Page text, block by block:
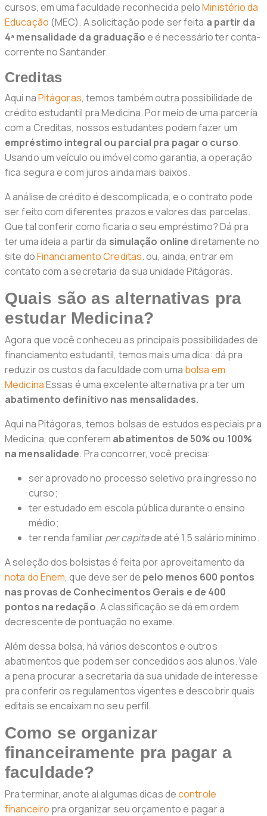
cursos, em uma faculdade reconhecida peloMinistério da
Educação (MEC). A solicitação pode ser feita a partir da
4ª mensalidade da graduaçãoe é necessário ter conta-
corrente no Santander.
Creditas
Aqui naPitágoras, temos também outra possibilidade de
crédito estudantil pra Medicina. Por meio de uma parceria
com a Creditas, nossos estudantes podem fazer um
empréstimo integral ou parcial pra pagar o curso.
Usando um veículo ou imóvel como garantia, a operação
fica segura e com juros ainda mais baixos.
A análise de crédito é descomplicada, e o contrato pode
ser feito com diferentes prazos e valores das parcelas.
Que tal conferir como ficaria o seu empréstimo? Dá pra
ter uma ideia a partir da simulação onlinediretamente no
site doFinanciamento Creditas. ou, ainda, entrar em
contato com a secretaria da sua unidade Pitágoras.
Quais são as alternativas pra
estudar Medicina?
Agora que você conheceu as principais possibilidades de
financiamento estudantil, temos mais uma dica: dá pra
reduzir os custos da faculdade com uma bolsa em
MedicinaEssas é uma excelente alternativa pra ter um
abatimento definitivo nas mensalidades.
Aqui na Pitágoras, temos bolsas de estudos especiais pra
Medicina, que conferem abatimentos de 50% ou 100%
na mensalidade. Pra concorrer, você precisa:
ser aprovado no processo seletivo pra ingresso no
curso;
ter estudado em escola pública durante o ensino
médio;
ter renda familiarper capitade até 1,5 salário mínimo.
A seleção dos bolsistas é feita por aproveitamento da
nota do Enem, que deve ser de pelo menos 600 pontos
nas provas de Conhecimentos Gerais e de 400
pontos na redação. A classificação se dá em ordem
decrescente de pontuação no exame.
Além dessa bolsa, há vários descontos e outros
abatimentos que podem ser concedidos aos alunos. Vale
a pena procurar a secretaria da sua unidade de interesse
pra conferir os regulamentos vigentes e descobrir quais
editais se encaixam no seu perfil.
Como se organizar
financeiramente pra pagar a
faculdade?
Pra terminar, anote aí algumas dicas decontrole
financeiro pra organizar seu orçamento e pagar a